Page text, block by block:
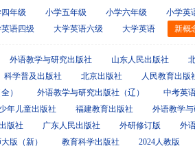
年级 小学五年级 小学六年级 小学英
语四级 大学英语六级 大学英语 新概
外语教学与研究出版社 山东人民出版社
科学普及出版社 北京出版社 人民教育出版
） 外语教学与研究出版社（辽） 中考英
年儿童出版社 福建教育出版社 外语教学
版社 广东人民出版社 外研修订版 外
版（新） 教育科学出版社 2024人教版